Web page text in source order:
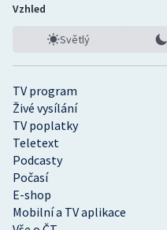
TV program
Živé vysílání
TV poplatky
Teletext
Podcasty
Počasí
E-shop
Mobilní a TV aplikace
Vzhled
Světlý